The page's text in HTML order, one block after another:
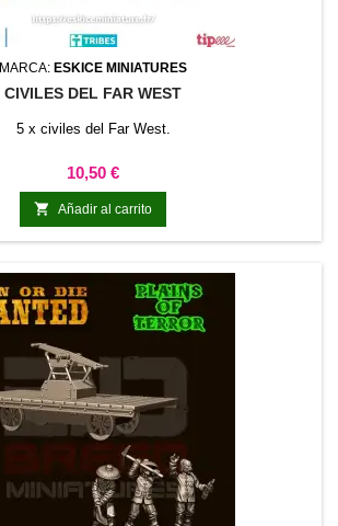
MARCA: ESKICE MINIATURES
CIVILES DEL FAR WEST
5 x civiles del Far West.
Precio
10,50 €
 Añadir al carrito